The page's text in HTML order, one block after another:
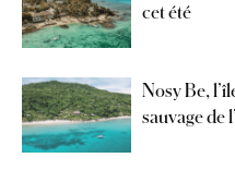
cet été
Nosy Be,
sauvage de